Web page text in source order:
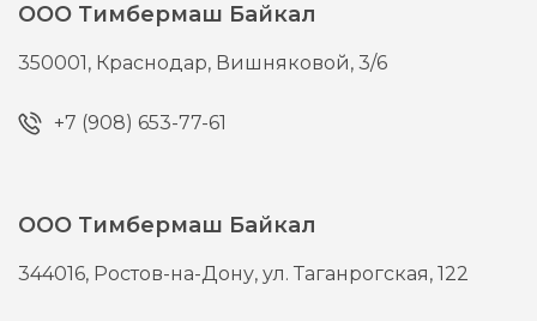
ООО Тимбермаш Байкал
350001, Краснодар, Вишняковой, 3/6
+7 (908) 653-77-61
ООО Тимбермаш Байкал
344016, Ростов-на-Дону,ул. Таганрогская, 122